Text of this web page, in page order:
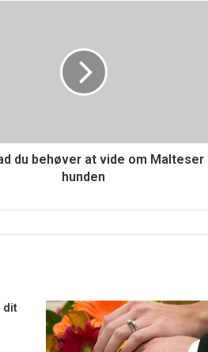
du behøver at vide om Malteser
hunden
dit